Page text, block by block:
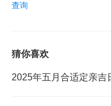
查询
猜你喜欢
2025年五月合适定亲吉